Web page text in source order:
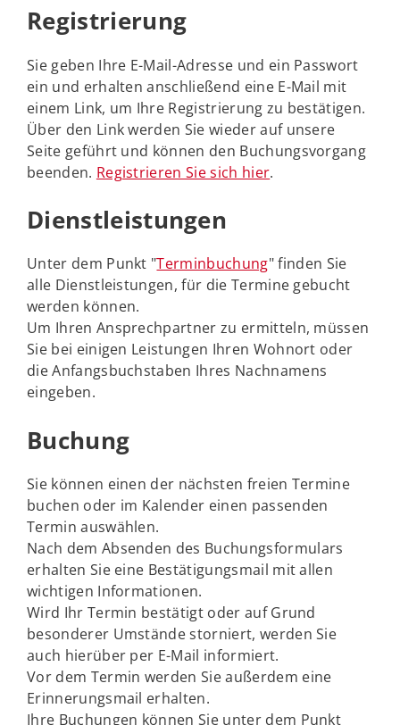
Registrierung
Sie geben Ihre E-Mail-Adresse und ein Passwort
ein und erhalten anschließend eine E-Mail mit
einem Link, um Ihre Registrierung zu bestätigen.
Über den Link werden Sie wieder auf unsere
Seite geführt und können den Buchungsvorgang
beenden. Registrieren Sie sich hier.
Dienstleistungen
Unter dem Punkt "Terminbuchung" finden Sie
alle Dienstleistungen, für die Termine gebucht
werden können.
Um Ihren Ansprechpartner zu ermitteln, müssen
Sie bei einigen Leistungen Ihren Wohnort oder
die Anfangsbuchstaben Ihres Nachnamens
eingeben.
Buchung
Sie können einen der nächsten freien Termine
buchen oder im Kalender einen passenden
Termin auswählen.
Nach dem Absenden des Buchungsformulars
erhalten Sie eine Bestätigungsmail mit allen
wichtigen Informationen.
Wird Ihr Termin bestätigt oder auf Grund
besonderer Umstände storniert, werden Sie
auch hierüber per E-Mail informiert.
Vor dem Termin werden Sie außerdem eine
Erinnerungsmail erhalten.
Ihre Buchungen können Sie unter dem Punkt